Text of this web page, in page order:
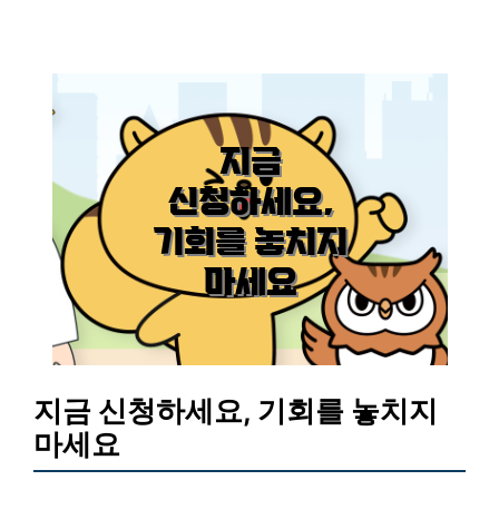
지금 신청하세요, 기회를 놓치지
마세요